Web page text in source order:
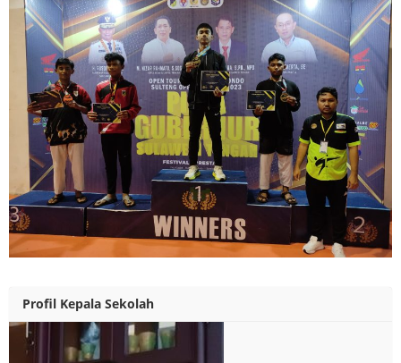
Profil Kepala Sekolah